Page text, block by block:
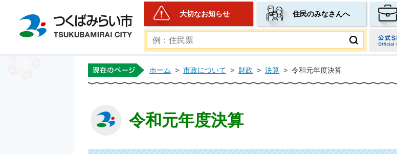
つくばみらい市公式ホームページ
大切なお知らせ 住民のみなさんへ
ホーム > 市政について > 財政 > 決算 > 令和元年度決算
令和元年度決算